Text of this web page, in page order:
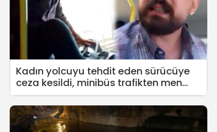
Kadın yolcuyu tehdit eden sürücüye
ceza kesildi, minibüs trafikten men
edildi